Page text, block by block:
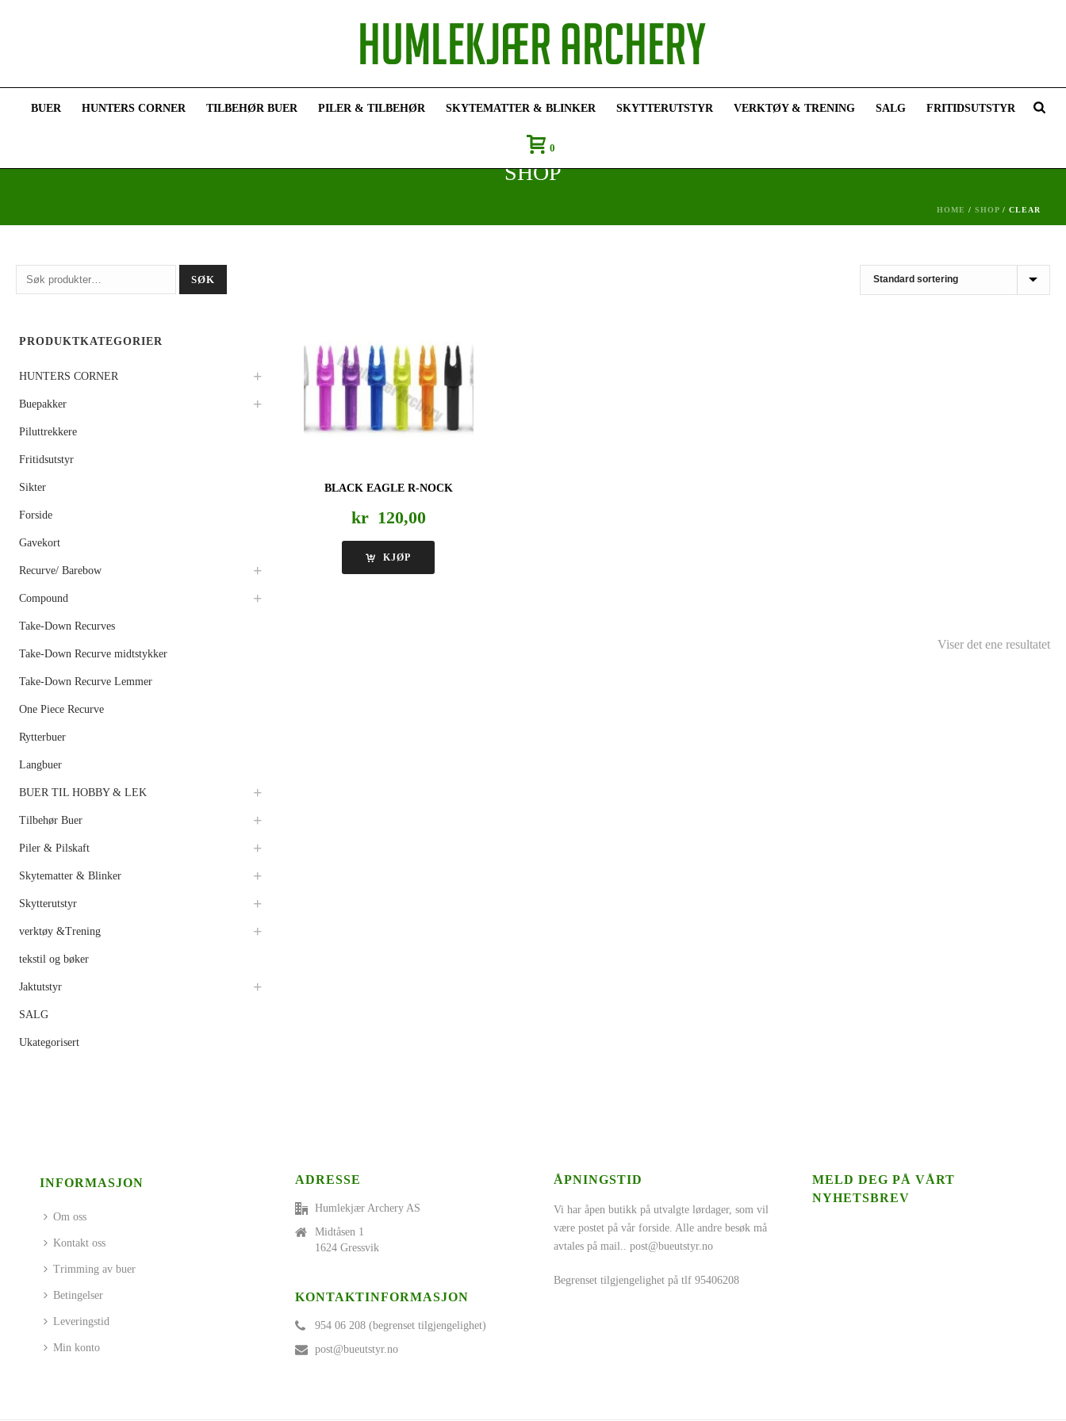
BUER HUNTERS CORNER TILBEHØR BUER PILER & TILBEHØR SKYTEMATTER & BLINKER SKYTTERUTSTYR VERKTØY & TRENING SALG FRITIDSUTSTYR
0
SHOP
HOME / SHOP / CLEAR
BLACK EAGLE R-NOCK
kr 120,00
KJØP
Viser det ene resultatet
Søk
etter:
SØK
PRODUKTKATEGORIER
HUNTERS CORNER
Buepakker
Piluttrekkere
Fritidsutstyr
Sikter
Forside
Gavekort
Recurve/ Barebow
Compound
Take-Down Recurves
Take-Down Recurve midtstykker
Take-Down Recurve Lemmer
One Piece Recurve
Rytterbuer
Langbuer
BUER TIL HOBBY & LEK
Tilbehør Buer
Piler & Pilskaft
Skytematter & Blinker
Skytterutstyr
verktøy &Trening
tekstil og bøker
Jaktutstyr
SALG
Ukategorisert
INFORMASJON
Om oss
Kontakt oss
Trimming av buer
Betingelser
Leveringstid
Min konto
ADRESSE
Humlekjær Archery AS
Midtåsen 1
1624 Gressvik
KONTAKTINFORMASJON
954 06 208 (begrenset tilgjengelighet)
post@bueutstyr.no
ÅPNINGSTID
Vi har åpen butikk på utvalgte lørdager, som vil
være postet på vår forside. Alle andre besøk må
avtales på mail..post@bueutstyr.no
Begrenset tilgjengelighet på tlf 95406208
MELD DEG PÅ VÅRT
NYHETSBREV